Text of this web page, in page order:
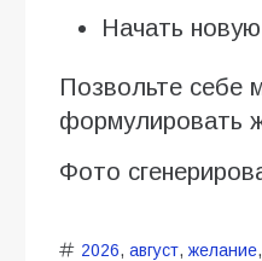
Начать
Позвольте себе
формулировать
Фото
2026, август, желание,